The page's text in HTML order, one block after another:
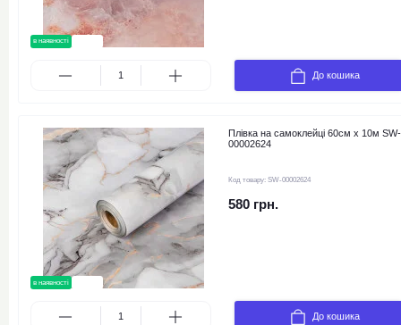
в наявності
До кошика
в наявності
Плівка на самоклейці 60см х 10м SW-
00002624
Код товару: SW-00002624
580 грн.
До кошика